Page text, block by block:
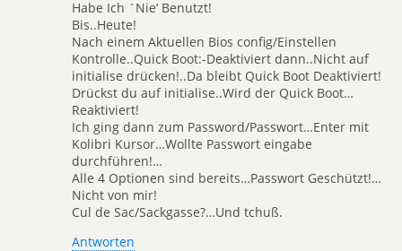
Habe Ich `Nie‘ Benutzt!
Bis..Heute!
Nach einem Aktuellen Bios config/Einstellen
Kontrolle..Quick Boot:-Deaktiviert dann..Nicht auf
initialise drücken!..Da bleibt Quick Boot Deaktiviert!
Drückst du auf initialise..Wird der Quick Boot…
Reaktiviert!
Ich ging dann zum Password/Passwort…Enter mit
Kolibri Kursor…Wollte Passwort eingabe
durchführen!…
Alle 4 Optionen sind bereits…Passwort Geschützt!…
Nicht von mir!
Cul de Sac/Sackgasse?…Und tchuß.
Antworten